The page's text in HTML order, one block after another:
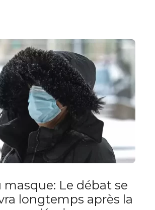
masque: Le débat se
longtemps après la